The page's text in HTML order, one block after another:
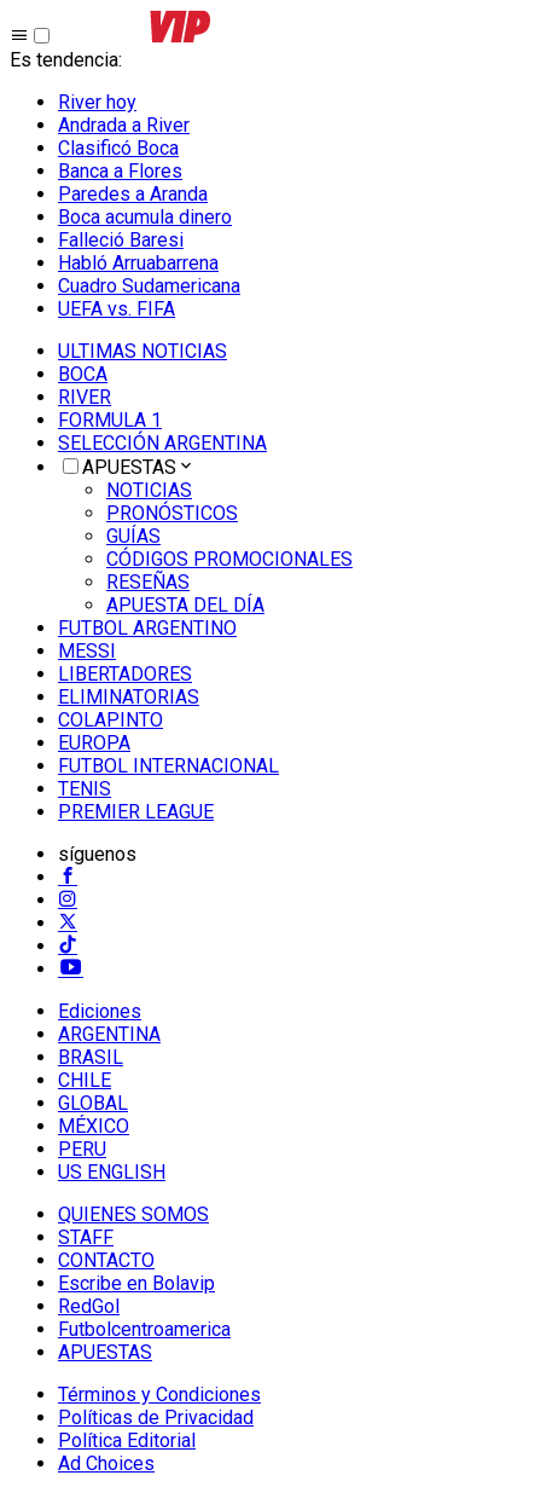
Es tendencia:
River hoy
Andrada a River
Clasificó Boca
Banca a Flores
Paredes a Aranda
Boca acumula dinero
Falleció Baresi
Habló Arruabarrena
Cuadro Sudamericana
UEFA vs. FIFA
ULTIMAS NOTICIAS
BOCA
RIVER
FORMULA 1
SELECCIÓN ARGENTINA
APUESTAS
NOTICIAS
PRONÓSTICOS
GUÍAS
CÓDIGOS PROMOCIONALES
RESEÑAS
APUESTA DEL DÍA
FUTBOL ARGENTINO
MESSI
LIBERTADORES
ELIMINATORIAS
COLAPINTO
EUROPA
FUTBOL INTERNACIONAL
TENIS
PREMIER LEAGUE
síguenos
Ediciones
ARGENTINA
BRASIL
CHILE
GLOBAL
MÉXICO
PERU
US ENGLISH
QUIENES SOMOS
STAFF
CONTACTO
Escribe en Bolavip
RedGol
Futbolcentroamerica
APUESTAS
Términos y Condiciones
Políticas de Privacidad
Política Editorial
Ad Choices